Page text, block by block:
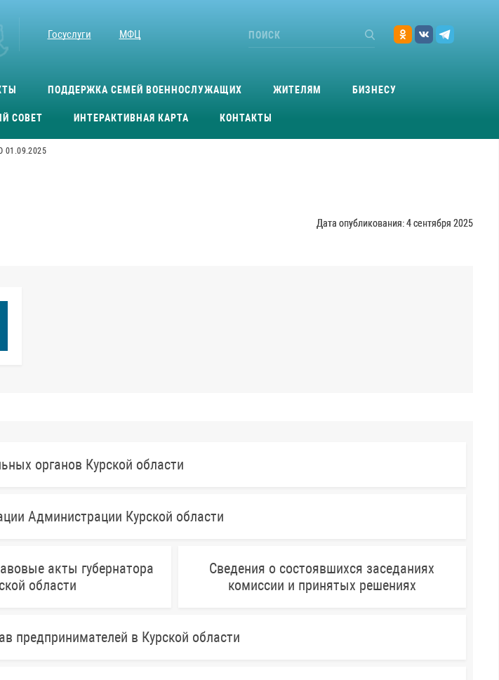
Госуслуги МФЦ
ПОДДЕРЖКА СЕМЕЙ ВОЕННОСЛУЖАЩИХ ЖИТЕЛЯМ БИЗНЕСУ
СОВЕТ ИНТЕРАКТИВНАЯ КАРТА КОНТАКТЫ
01.09.2025
Дата опубликования: 4 сентября 2025
органов Курской области
Администрации Курской области
акты губернатора
области
Сведения о состоявшихся заседаниях
комиссии и принятых решениях
предпринимателей в Курской области